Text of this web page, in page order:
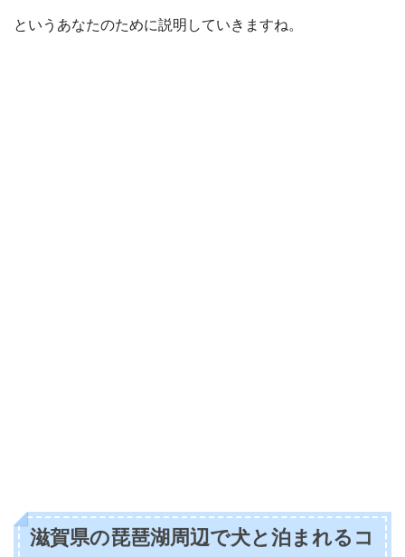
というあなたのために説明していきますね。
滋賀県の琵琶湖周辺で犬と泊まれるコ